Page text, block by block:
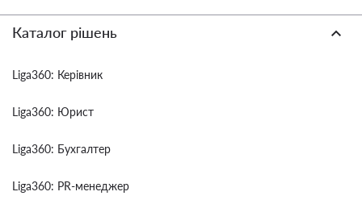
Каталог рішень
Liga360: Керівник
Liga360: Юрист
Liga360: Бухгалтер
Liga360: PR-менеджер